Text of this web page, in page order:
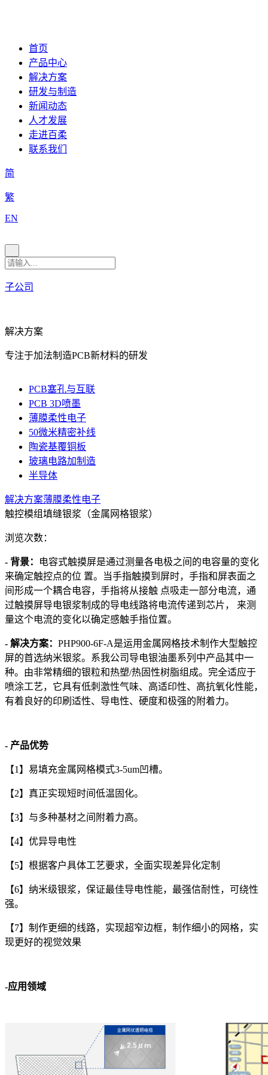
首页
产品中心
解决方案
研发与制造
新闻动态
人才发展
走进百柔
联系我们
简
繁
EN
子公司
解决方案
专注于加法制造PCB新材料的研发
PCB塞孔与互联
PCB 3D喷墨
薄膜柔性电子
50微米精密补线
陶瓷基覆铜板
玻璃电路加制造
半导体
解决方案薄膜柔性电子
触控模组填缝银浆（金属网格银浆）
浏览次数：
- 背景：
电容式触摸屏是通过测量各电极之间的电容量的变化
来确定触控点的位 置。当手指触摸到屏时，手指和屏表面之
间形成一个耦合电容，手指将从接触 点吸走一部分电流，通
过触摸屏导电银浆制成的导电线路将电流传递到芯片， 来测
量这个电流的变化以确定感触手指位置。
- 解决方案： PHP900-6F-A是运用金属网格技术制作大型触控
屏的首选纳米银浆。系我公司导电银油墨系列中产品其中一
种。由非常精细的银粒和热塑/热固性树脂组成。完全适应于
喷涂工艺，它具有低刺激性气味、高适印性、高抗氧化性能，
有着良好的印刷适性、导电性、硬度和极强的附着力。
- 产品优势
【1】易填充金属网格模式3-5um凹槽。
【2】真正实现短时间低温固化。
【3】与多种基材之间附着力高。
【4】优异导电性
【5】根据客户具体工艺要求，全面实现差异化定制
【6】纳米级银浆，保证最佳导电性能，最强信耐性，可绕性
强。
【7】制作更细的线路，实现超窄边框，制作细小的网格，实
现更好的视觉效果
-应用领域